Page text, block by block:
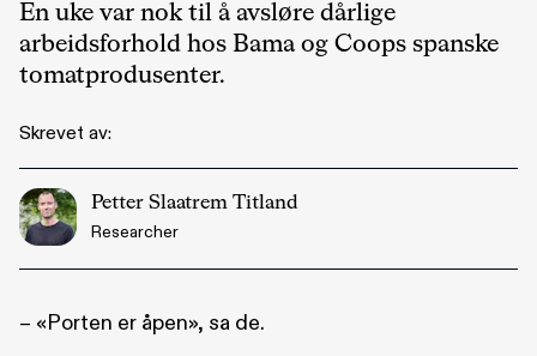
En uke var nok til å avsløre dårlige
arbeidsforhold hos Bama og Coops spanske
tomatprodusenter.
Skrevet av:
Petter Slaatrem Titland
Researcher
– «Porten er åpen», sa de.